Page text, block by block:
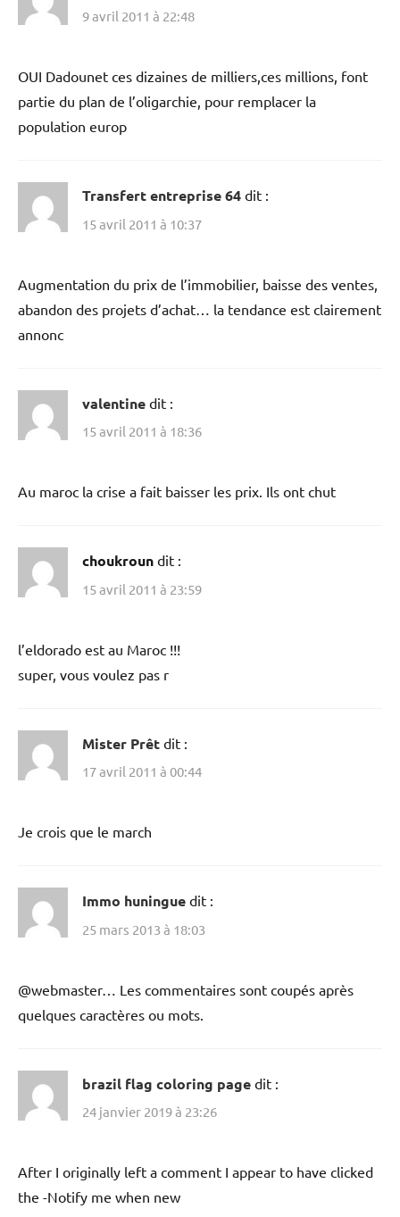
9 avril 2011 à 22:48
OUI Dadounet ces dizaines de milliers,ces millions, font
partie du plan de l’oligarchie, pour remplacer la
population europ
Transfert entreprise 64 dit :
15 avril 2011 à 10:37
Augmentation du prix de l’immobilier, baisse des ventes,
abandon des projets d’achat… la tendance est clairement
annonc
valentine dit :
15 avril 2011 à 18:36
Au maroc la crise a fait baisser les prix. Ils ont chut
choukroun dit :
15 avril 2011 à 23:59
l’eldorado est au Maroc !!!
super, vous voulez pas r
Mister Prêt dit :
17 avril 2011 à 00:44
Je crois que le march
Immo huningue dit :
25 mars 2013 à 18:03
@webmaster… Les commentaires sont coupés après
quelques caractères ou mots.
brazil flag coloring page dit :
24 janvier 2019 à 23:26
After I originally left a comment I appear to have clicked
the -Notify me when new